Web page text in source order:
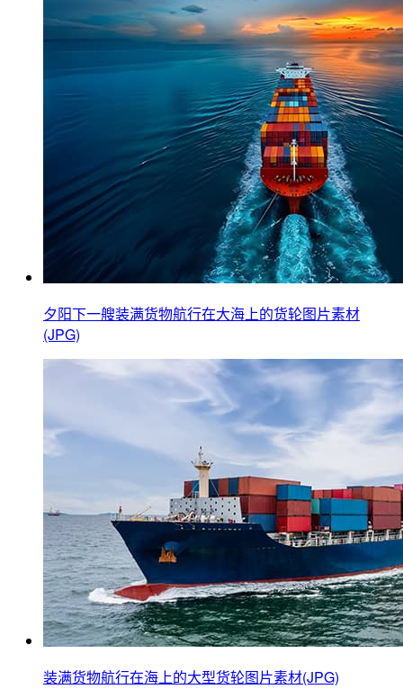
夕阳下一艘装满货物航行在大海上的货轮图片素材
(JPG)
装满货物航行在海上的大型货轮图片素材(JPG)